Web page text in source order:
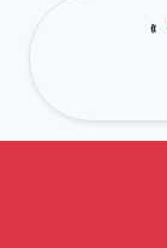
»